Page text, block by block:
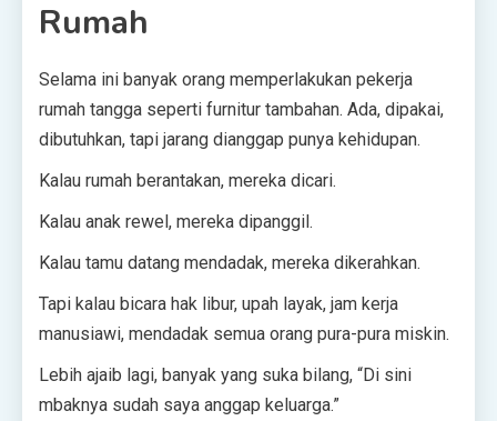
Rumah
Selama ini banyak orang memperlakukan pekerja
rumah tangga seperti furnitur tambahan. Ada, dipakai,
dibutuhkan, tapi jarang dianggap punya kehidupan.
Kalau rumah berantakan, mereka dicari.
Kalau anak rewel, mereka dipanggil.
Kalau tamu datang mendadak, mereka dikerahkan.
Tapi kalau bicara hak libur, upah layak, jam kerja
manusiawi, mendadak semua orang pura-pura miskin.
Lebih ajaib lagi, banyak yang suka bilang, “Di sini
mbaknya sudah saya anggap keluarga.”